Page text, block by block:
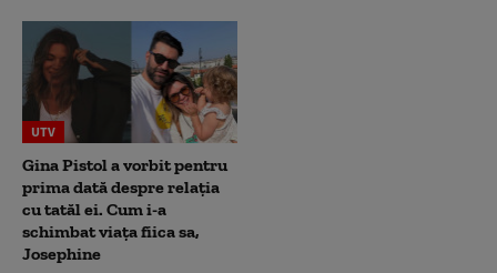
UTV
Gina Pistol a vorbit pentru
prima dată despre relația
cu tatăl ei. Cum i-a
schimbat viața fiica sa,
Josephine